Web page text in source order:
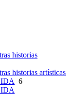
historias
historias artísticas
6